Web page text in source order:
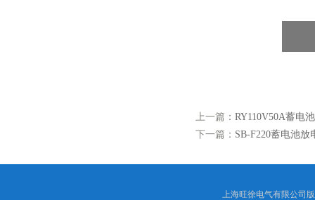
上一篇： RY110V50A蓄电
下一篇： SB-F220蓄电池放
上海旺徐电气有限公司